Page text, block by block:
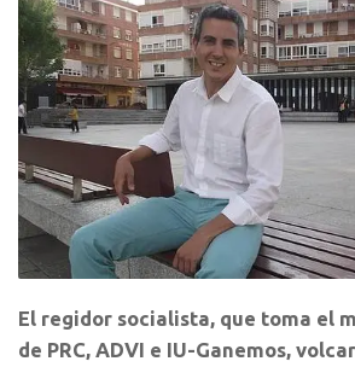
El regidor socialista, que toma el
de PRC, ADVI e IU-Ganemos,